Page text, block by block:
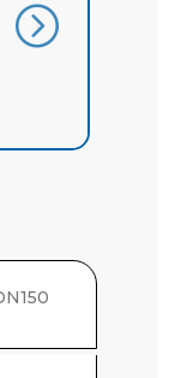
Bardiani